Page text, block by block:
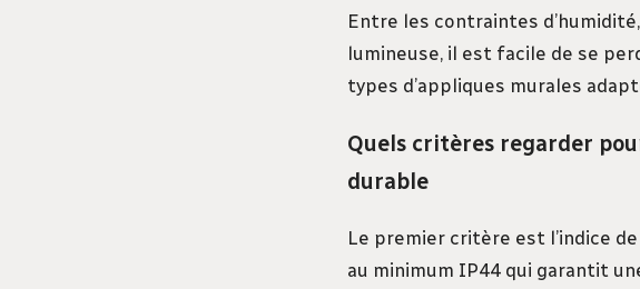
Entre les contraintes
lumineuse, il est facile de se
types d’appliques murales
Quels critères regarder
durable
Le premier critère est l’indice
au minimum IP44 qui garantit